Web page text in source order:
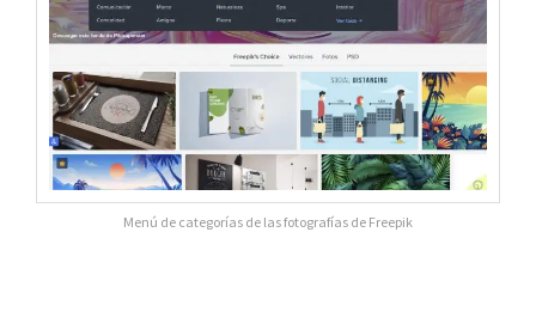
Menú de categorías de las fotografías de Freepik